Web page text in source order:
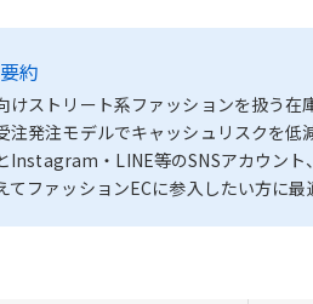
約
けストリート系ファッションを扱う在
注発注モデルでキャッシュリスクを低
Instagram・LINE等のSNSアカウント
てファッションECに参入したい方に最